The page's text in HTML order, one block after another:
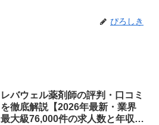
ぴろしき
レバウェル薬剤師の評判・口コミ
を徹底解説【2026年最新・業界
最大級76,000件の求人数と年収交